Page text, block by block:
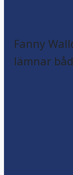
Fanny
lämnar